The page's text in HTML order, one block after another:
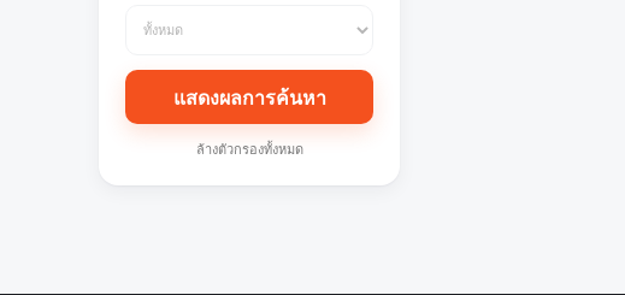
แสดงผลการค้นหา
ล้างตัวกรองทั้งหมด